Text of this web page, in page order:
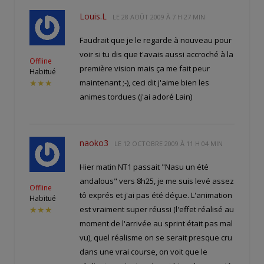
Offline
Habitué
★★★
Louis.L LE 28 AOÛT 2009 À 7 H 27 MIN
Faudrait que je le regarde à nouveau pour
voir si tu dis que t'avais aussi accroché à la
première vision mais ça me fait peur
maintenant ;-), ceci dit j'aime bien les
animes tordues (j'ai adoré Lain)
Offline
Habitué
★★★
naoko3 LE 12 OCTOBRE 2009 À 11 H 04 MIN
Hier matin NT1 passait "Nasu un été
andalous" vers 8h25, je me suis levé assez
tô exprés et j'ai pas été déçue. L'animation
est vraiment super réussi (l'effet réalisé au
moment de l'arrivée au sprint était pas mal
vu), quel réalisme on se serait presque cru
dans une vrai course, on voit que le